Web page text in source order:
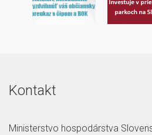
Kontakt
Ministerstvo hospodárstva